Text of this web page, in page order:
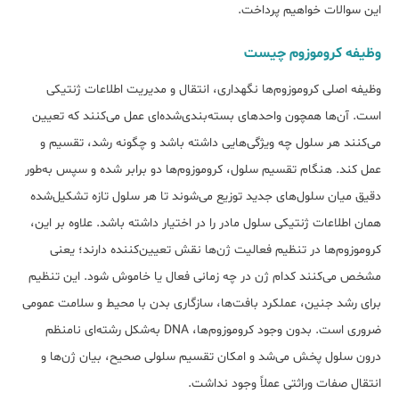
این سوالات خواهیم پرداخت.
وظیفه کروموزوم چیست
وظیفه اصلی کروموزوم‌ها نگهداری، انتقال و مدیریت اطلاعات ژنتیکی
است. آن‌ها همچون واحدهای بسته‌بندی‌شده‌ای عمل می‌کنند که تعیین
می‌کنند هر سلول چه ویژگی‌هایی داشته باشد و چگونه رشد، تقسیم و
عمل کند. هنگام تقسیم سلول، کروموزوم‌ها دو برابر شده و سپس به‌طور
دقیق میان سلول‌های جدید توزیع می‌شوند تا هر سلول تازه تشکیل‌شده
همان اطلاعات ژنتیکی سلول مادر را در اختیار داشته باشد. علاوه بر این،
کروموزوم‌ها در تنظیم فعالیت ژن‌ها نقش تعیین‌کننده دارند؛ یعنی
مشخص می‌کنند کدام ژن در چه زمانی فعال یا خاموش شود. این تنظیم
برای رشد جنین، عملکرد بافت‌ها، سازگاری بدن با محیط و سلامت عمومی
ضروری است. بدون وجود کروموزوم‌ها، DNA به‌شکل رشته‌ای نامنظم
درون سلول پخش می‌شد و امکان تقسیم سلولی صحیح، بیان ژن‌ها و
انتقال صفات وراثتی عملاً وجود نداشت.